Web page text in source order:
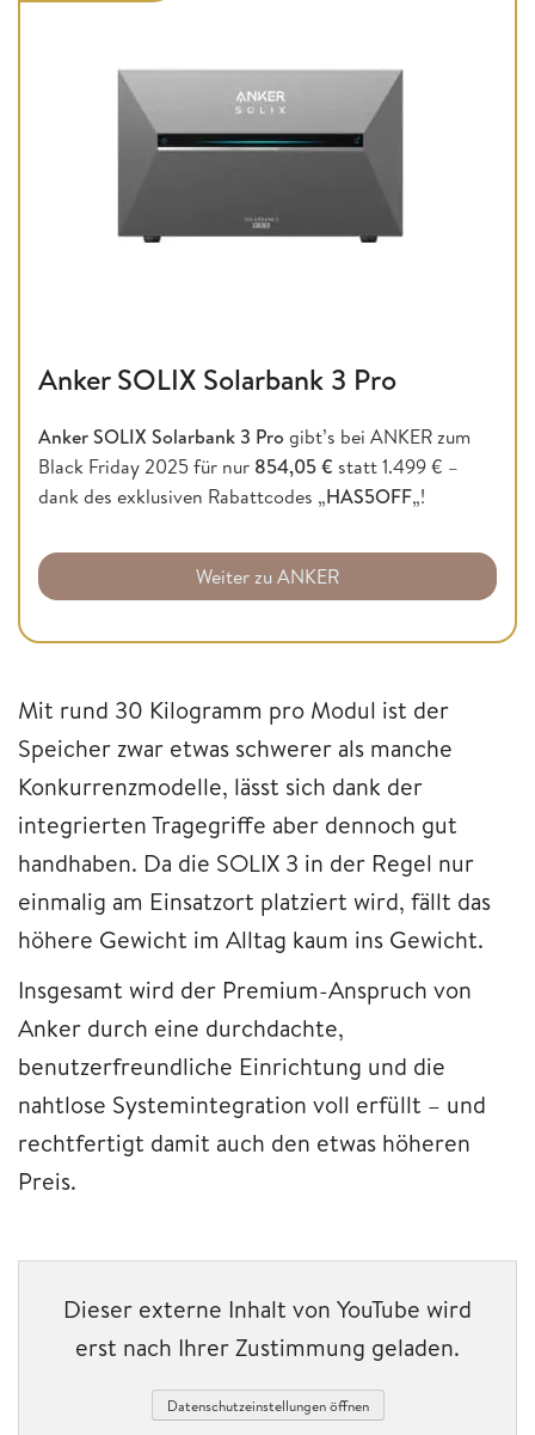
Anker SOLIX Solarbank 3 Pro
Anker SOLIX Solarbank 3 Progibt’s bei ANKER zum
Black Friday 2025 für nur 854,05 € statt 1.499 € –
dank des exklusiven Rabattcodes „HAS5OFF„!
Weiter zu ANKER
Mit rund 30 Kilogramm pro Modul ist der
Speicher zwar etwas schwerer als manche
Konkurrenzmodelle, lässt sich dank der
integrierten Tragegriffe aber dennoch gut
handhaben. Da die SOLIX 3 in der Regel nur
einmalig am Einsatzort platziert wird, fällt das
höhere Gewicht im Alltag kaum ins Gewicht.
Insgesamt wird der Premium-Anspruch von
Anker durch eine durchdachte,
benutzerfreundliche Einrichtung und die
nahtlose Systemintegration voll erfüllt – und
rechtfertigt damit auch den etwas höheren
Preis.
Dieser externe Inhalt von YouTube wird
erst nach Ihrer Zustimmung geladen.
Datenschutzeinstellungen öffnen